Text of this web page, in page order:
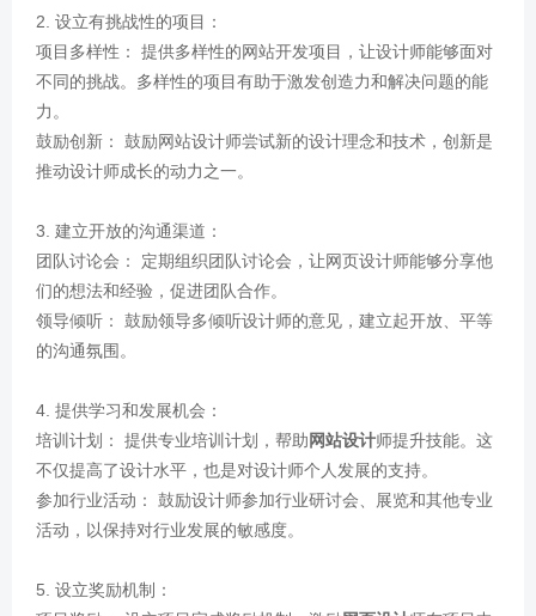
2. 设立有挑战性的项目：
项目多样性： 提供多样性的网站开发项目，让设计师能够面对
不同的挑战。多样性的项目有助于激发创造力和解决问题的能
力。
鼓励创新： 鼓励网站设计师尝试新的设计理念和技术，创新是
推动设计师成长的动力之一。
3. 建立开放的沟通渠道：
团队讨论会： 定期组织团队讨论会，让网页设计师能够分享他
们的想法和经验，促进团队合作。
领导倾听： 鼓励领导多倾听设计师的意见，建立起开放、平等
的沟通氛围。
4. 提供学习和发展机会：
培训计划： 提供专业培训计划，帮助网站设计师提升技能。这
不仅提高了设计水平，也是对设计师个人发展的支持。
参加行业活动： 鼓励设计师参加行业研讨会、展览和其他专业
活动，以保持对行业发展的敏感度。
5. 设立奖励机制：